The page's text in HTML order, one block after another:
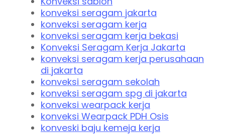
konveksi seragam jakarta
konveksi seragam kerja
konveksi seragam kerja bekasi
Konveksi Seragam Kerja Jakarta
konveksi seragam kerja perusahaan
di jakarta
konveksi seragam sekolah
konveksi seragam spg di jakarta
konveksi wearpack kerja
konveksi Wearpack PDH Osis
konveski baju kemeja kerja